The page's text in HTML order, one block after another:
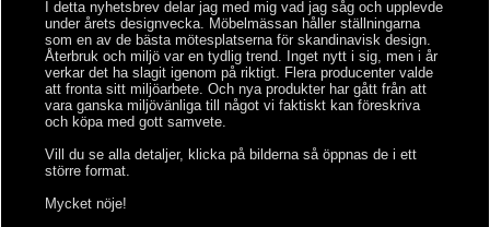
I detta nyhetsbrev delar jag med mig vad jag såg och upplevde
under årets designvecka. Möbelmässan håller ställningarna
som en av de bästa mötesplatserna för skandinavisk design.
Återbruk och miljö var en tydlig trend. Inget nytt i sig, men i år
verkar det ha slagit igenom på riktigt. Flera producenter valde
att fronta sitt miljöarbete. Och nya produkter har gått från att
vara ganska miljövänliga till något vi faktiskt kan föreskriva
och köpa med gott samvete.
Vill du se alla detaljer, klicka på bilderna så öppnas de i ett
större format.
Mycket nöje!